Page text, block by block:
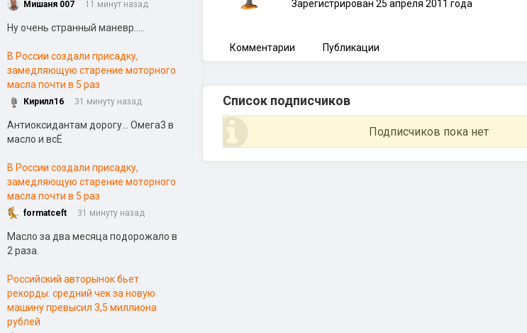
Мишаня 007 11 минут назад
Ну очень странный маневр.....
В России создали присадку,
замедляющую старение моторного
масла почти в 5 раз
Кирилл16 31 минуту назад
Антиоксидантам дорогу... Омега3 в
масло и всЁ
В России создали присадку,
замедляющую старение моторного
масла почти в 5 раз
formatceft 31 минуту назад
Масло за два месяца подорожало в
2 раза.
Российский авторынок бьет
рекорды: средний чек за новую
машину превысил 3,5 миллиона
рублей
Зарегистрирован 25 апреля 2011 года
Комментарии Публикации
Список подписчиков
Подписчиков пока нет